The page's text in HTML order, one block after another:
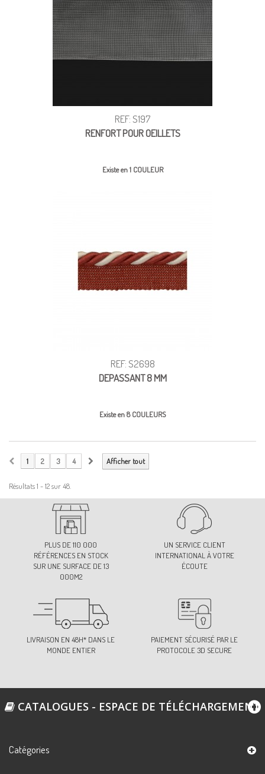
REF: S197
RENFORT POUR OEILLETS
Existe en 1 COULEUR
REF: S2698
DEPASSANT 8 MM
Existe en 8 COULEURS
Afficher tout
1 2 3 4
Résultats 1 - 12 sur 48.
PLUS DE 110 000
RÉFÉRENCES EN STOCK
SUR UNE SURFACE DE 13
000M2
UN SERVICE CLIENT
INTERNATIONAL À VOTRE
ÉCOUTE
LIVRAISON EN 48H* DANS LE
MONDE ENTIER
PAIEMENT SÉCURISÉ PAR LE
PROTOCOLE 3D SECURE
CATALOGUES - ESPACE DE TÉLÉCHARGEMENT
Catégories